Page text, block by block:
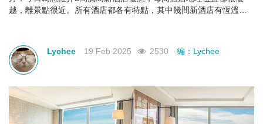
越，離景點很近。所有酒店都各有特點，其中幾間新酒店有恆溫泳
Lychee
19 Feb 2025 2530 編：Lychee